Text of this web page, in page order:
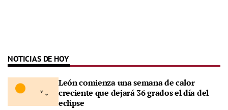
NOTICIAS DE HOY
León comienza una semana de calor
creciente que dejará 36 grados el día del
eclipse